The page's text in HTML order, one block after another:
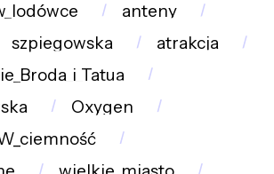
anteny
szpiegowska
atrakcja
Oxygen